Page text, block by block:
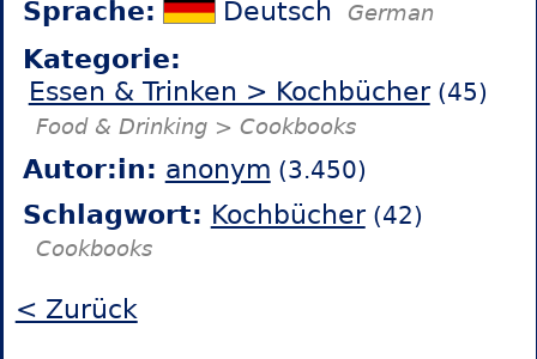
Sprache:
Deutsch German
Kategorie:
Essen & Trinken > Kochbücher(45)
Food & Drinking > Cookbooks
Autor:in: anonym (3.450)
Schlagwort: Kochbücher(42)
Cookbooks
< Zurück